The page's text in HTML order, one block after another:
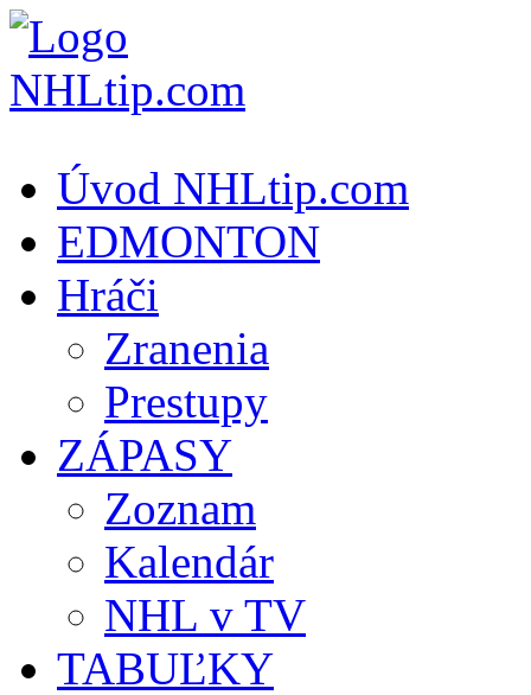
Úvod NHLtip.com
EDMONTON
Hráči
Zranenia
Prestupy
ZÁPASY
Zoznam
Kalendár
NHL v TV
TABUĽKY